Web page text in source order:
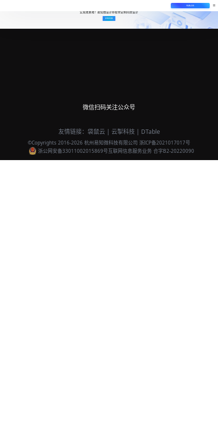
免费试用
实现效果难？易知微设计师帮你定制同款设计
定制同款
微信扫码关注公众号
友情链接： 袋鼠云 | 云掣科技 | DTable
©Copyrights 2016-2026 杭州易知微科技有限公司 浙ICP备2021017017号
浙公网安备33011002015869号互联网信息服务业务 合字B2-20220090